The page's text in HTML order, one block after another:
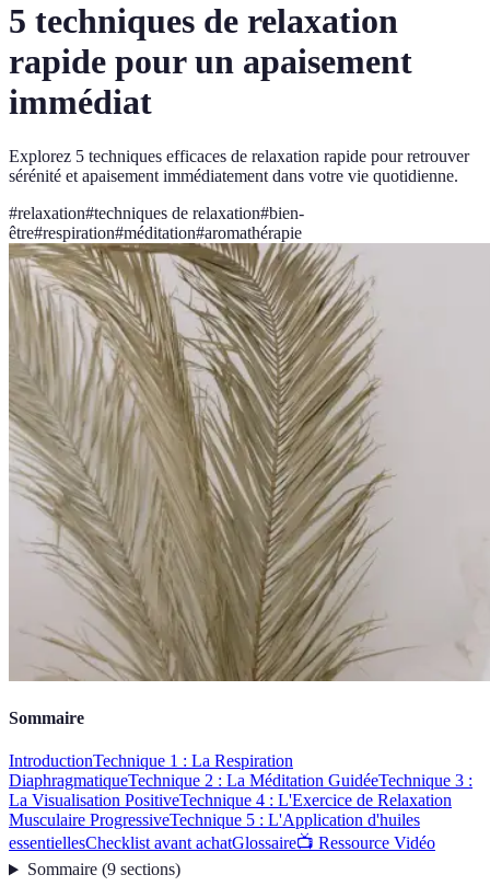
5 techniques de relaxation
rapide pour un apaisement
immédiat
Explorez 5 techniques efficaces de relaxation rapide pour retrouver
sérénité et apaisement immédiatement dans votre vie quotidienne.
#relaxation#techniques de relaxation#bien-
être#respiration#méditation#aromathérapie
Sommaire
IntroductionTechnique 1 : La Respiration
DiaphragmatiqueTechnique 2 : La Méditation GuidéeTechnique 3 :
La Visualisation PositiveTechnique 4 : L'Exercice de Relaxation
Musculaire ProgressiveTechnique 5 : L'Application d'huiles
essentiellesChecklist avant achatGlossaire📺 Ressource Vidéo
Sommaire(9 sections)